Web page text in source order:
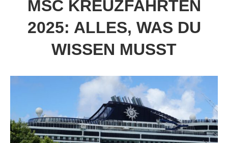
MSC KREUZFAHRTEN
2025: ALLES, WAS DU
WISSEN MUSST